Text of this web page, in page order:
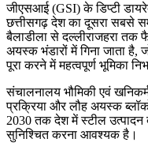
जीएसआई (GSI) के डिप्टी
छत्तीसगढ़ देश का दूसरा सबसे
बैलाडीला से दल्लीराजहरा तक
अयस्क भंडारों में गिना जाता है,
पूरा करने में महत्वपूर्ण भूमिका
संचालनालय भौमिकी एवं
प्रक्रिया और लौह अयस्क
2030 तक देश में स्टील
सुनिश्चित करना आवश्यक है।